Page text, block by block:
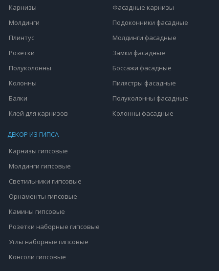
Карнизы
Молдинги
Плинтус
Розетки
Полуколонны
Колонны
Балки
Клей для карнизов
Фасадные карнизы
Подоконники фасадные
Молдинги фасадные
Замки фасадные
Боссажи фасадные
Пилястры фасадные
Полуколонны фасадные
Колонны фасадные
ДЕКОР ИЗ ГИПСА
Карнизы гипсовые
Молдинги гипсовые
Светильники гипсовые
Орнаменты гипсовые
Камины гипсовые
Розетки наборные гипсовые
Углы наборные гипсовые
Консоли гипсовые